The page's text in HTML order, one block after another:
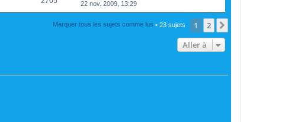
22 nov. 2009, 13:29
Marquer tous les sujets comme lus • 23 sujets 1 2
Aller à